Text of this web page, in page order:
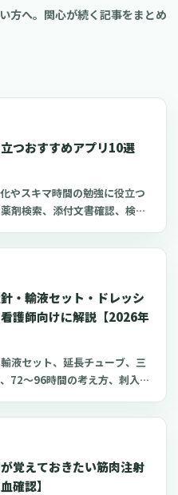
方へ。関心が続く記事をまとめ
つおすすめアプリ10選
やスキマ時間の勉強に役立つ
剤検索、添付文書確認、検査
や復職準備で使いやすいアプ
・輸液セット・ドレッシ
護師向けに解説【2026年
液セット、延長チューブ、三
72〜96時間の考え方、刺入部
覚えておきたい筋肉注射
確認】